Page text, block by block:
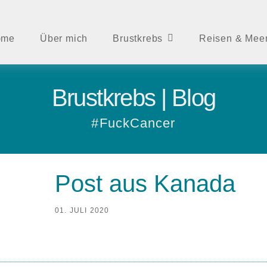
Über mich Brustkrebs Reisen &
Brustkrebs | Blog
#FuckCancer
Post aus Kanada
01. JULI 2020